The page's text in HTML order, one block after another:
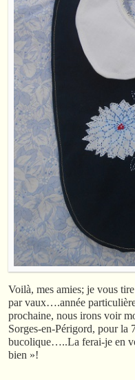
Voilà, mes amies; je vous
par vaux….année
prochaine, nous irons voir
Sorges-en-Périgord, pour la
bucolique…..La ferai-je en
bien »!